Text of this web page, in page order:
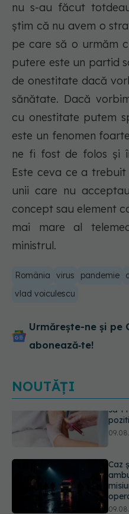
nu s-au făcut
ştim că nu avem o
pe care să o urmăm
putere este un partid
de onestitate dacă
sănătate. Dacă
cu onestitate putem
este un fenomen
ne fi fost de folos şi
Este ceva ce a
unii care nu
concept sau element
mai mare al
ministrul.
România virus pandemie
vlad voiculescu
Urmărește-ne și pe
abonează‑te!
NOUTĂȚI
Caz
Mai
să